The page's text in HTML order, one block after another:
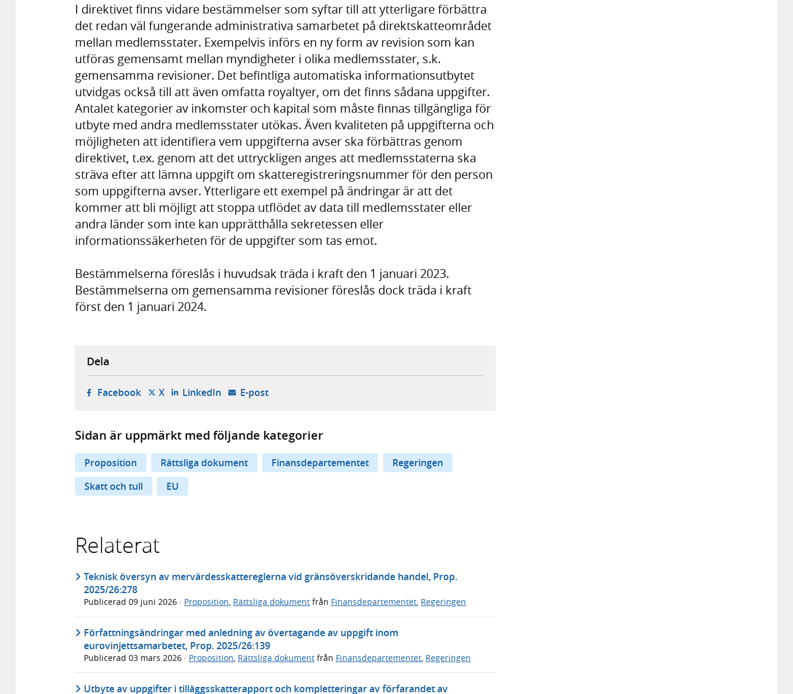
I direktivet finns vidare bestämmelser som syftar till att ytterligare förbättra
det redan väl fungerande administrativa samarbetet på direktskatteområdet
mellan medlemsstater. Exempelvis införs en ny form av revision som kan
utföras gemensamt mellan myndigheter i olika medlemsstater, s.k.
gemensamma revisioner. Det befintliga automatiska informationsutbytet
utvidgas också till att även omfatta royaltyer, om det finns sådana uppgifter.
Antalet kategorier av inkomster och kapital som måste finnas tillgängliga för
utbyte med andra medlemsstater utökas. Även kvaliteten på uppgifterna och
möjligheten att identifiera vem uppgifterna avser ska förbättras genom
direktivet, t.ex. genom att det uttryckligen anges att medlemsstaterna ska
sträva efter att lämna uppgift om skatteregistreringsnummer för den person
som uppgifterna avser. Ytterligare ett exempel på ändringar är att det
kommer att bli möjligt att stoppa utflödet av data till medlemsstater eller
andra länder som inte kan upprätthålla sekretessen eller
informationssäkerheten för de uppgifter som tas emot.
Bestämmelserna föreslås i huvudsak träda i kraft den 1 januari 2023.
Bestämmelserna om gemensamma revisioner föreslås dock träda i kraft
först den 1 januari 2024.
Dela
Facebook- öppnas i ny flik, extern webbplats,
X- öppnas i ny flik, extern webbplats,
LinkedIn- öppnas i ny flik, extern webbplats,
E-post- öppnar din e-postklient,
Sidan är uppmärkt med följande kategorier
Proposition Rättsliga dokument Finansdepartementet
Regeringen
Skatt och tull
EU
Relaterat
Teknisk översyn av mervärdesskattereglerna vid gränsöverskridande handel, Prop.
2025/26:278
Publicerad 09 juni 2026 · Proposition, Rättsliga dokument från Finansdepartementet, Regeringen
Författningsändringar med anledning av övertagande av uppgift inom
eurovinjettsamarbetet, Prop. 2025/26:139
Publicerad 03 mars 2026 · Proposition, Rättsliga dokument från Finansdepartementet, Regeringen
Utbyte av uppgifter i tilläggsskatterapport och kompletteringar av förfarandet av